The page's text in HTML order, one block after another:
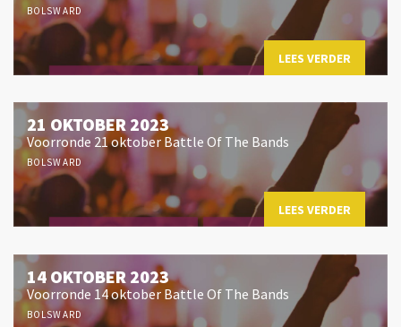
BOLSWARD
LEES VERDER
21 OKTOBER 2023
Voorronde 21 oktober Battle Of The Bands
BOLSWARD
LEES VERDER
14 OKTOBER 2023
Voorronde 14 oktober Battle Of The Bands
BOLSWARD